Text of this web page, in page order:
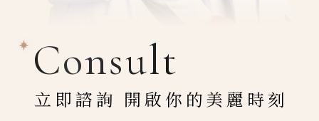
Consult
立即諮詢 開啟你的美麗時刻